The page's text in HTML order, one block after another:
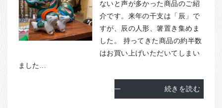
ないと声が多かった商品のご紹
介です。来年の干支は「辰」で
すが、辰の人形、箸置き集めま
した。 持ってきた商品の約半数
はお買い上げいただいてしまい
ました...
続きを読む